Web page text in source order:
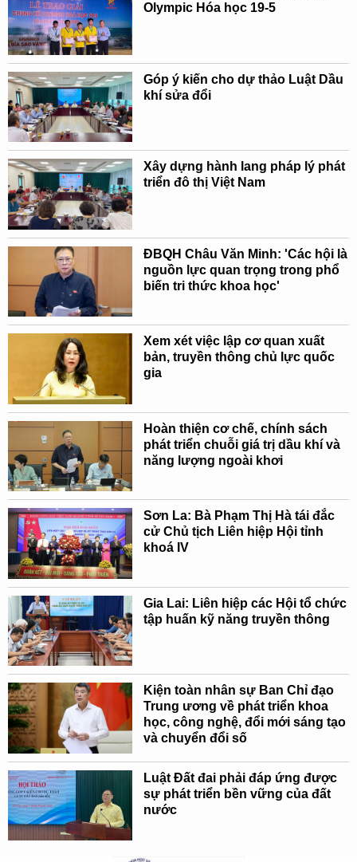
Olympic Hóa học 19-5
Góp ý kiến cho dự thảo Luật Dầu
khí sửa đổi
Xây dựng hành lang pháp lý phát
triển đô thị Việt Nam
ĐBQH Châu Văn Minh: 'Các hội là
nguồn lực quan trọng trong phổ
biến tri thức khoa học'
Xem xét việc lập cơ quan xuất
bản, truyền thông chủ lực quốc
gia
Hoàn thiện cơ chế, chính sách
phát triển chuỗi giá trị dầu khí và
năng lượng ngoài khơi
Sơn La: Bà Phạm Thị Hà tái đắc
cử Chủ tịch Liên hiệp Hội tỉnh
khoá IV
Gia Lai: Liên hiệp các Hội tổ chức
tập huấn kỹ năng truyền thông
Kiện toàn nhân sự Ban Chỉ đạo
Trung ương về phát triển khoa
học, công nghệ, đổi mới sáng tạo
và chuyển đổi số
Luật Đất đai phải đáp ứng được
sự phát triển bền vững của đất
nước